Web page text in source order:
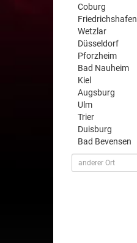
Coburg
Friedrichshafen
Wetzlar
Düsseldorf
Pforzheim
Bad Nauheim
Kiel
Augsburg
Ulm
Trier
Duisburg
Bad Bevensen